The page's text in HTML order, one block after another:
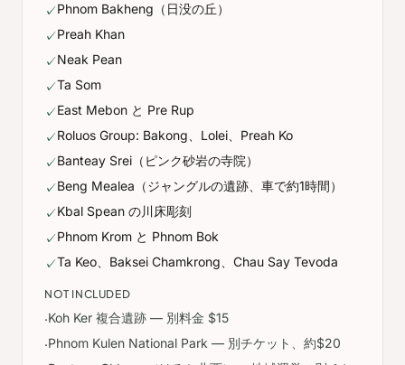
✓Phnom Bakheng（日没の丘）
✓Preah Khan
✓Neak Pean
✓Ta Som
✓East Mebon と Pre Rup
✓Roluos Group: Bakong、Lolei、Preah Ko
✓Banteay Srei（ピンク砂岩の寺院）
✓Beng Mealea（ジャングルの遺跡、車で約1時間）
✓Kbal Spean の川床彫刻
✓Phnom Krom と Phnom Bok
✓Ta Keo、Baksei Chamkrong、Chau Say Tevoda
NOT INCLUDED
·Koh Ker 複合遺跡 — 別料金 $15
·Phnom Kulen National Park — 別チケット、約$20